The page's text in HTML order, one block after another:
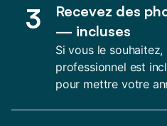
3
Recevez des
— incluses
Si vous le
professionnel est
pour mettre votre